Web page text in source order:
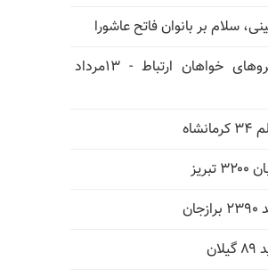
سلام بر بانوان فاتح عاشورا
پیام به نیروهای خواهان ارتباط - ۱۳مرداد